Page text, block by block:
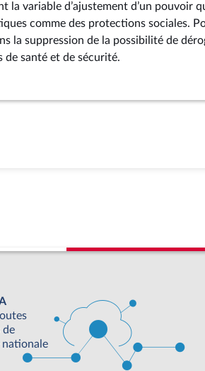
la variable d’ajustement d’un pouvoir
comme des protections sociales.
la suppression de la possibilité de
de santé et de sécurité.
de
nationale